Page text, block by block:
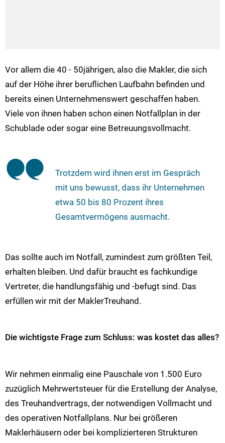
Vor allem die 40 - 50jährigen, also die Makler, die sich
auf der Höhe ihrer beruflichen Laufbahn befinden und
bereits einen Unternehmenswert geschaffen haben.
Viele von ihnen haben schon einen Notfallplan in der
Schublade oder sogar eine Betreuungsvollmacht.
Trotzdem wird ihnen erst im Gespräch
mit uns bewusst, dass ihr Unternehmen
etwa 50 bis 80 Prozent ihres
Gesamtvermögens ausmacht.
Das sollte auch im Notfall, zumindest zum größten Teil,
erhalten bleiben. Und dafür braucht es fachkundige
Vertreter, die handlungsfähig und -befugt sind. Das
erfüllen wir mit der MaklerTreuhand.
Die wichtigste Frage zum Schluss: was kostet das alles?
Wir nehmen einmalig eine Pauschale von 1.500 Euro
zuzüglich Mehrwertsteuer für die Erstellung der Analyse,
des Treuhandvertrags, der notwendigen Vollmacht und
des operativen Notfallplans. Nur bei größeren
Maklerhäusern oder bei komplizierteren Strukturen